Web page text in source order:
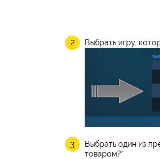
Выбрать игру,
Выбрать один из
товаром?”